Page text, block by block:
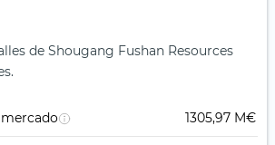
de Shougang Fushan Resources
1305,97 M€